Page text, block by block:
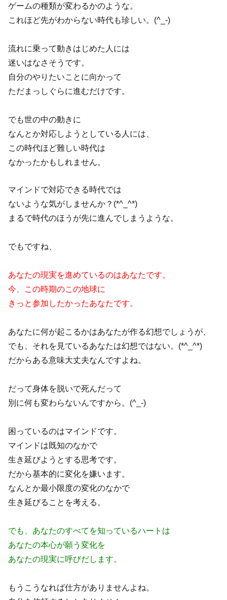
ゲームの種類が変わるかのような。
これほど先がわからない時代も珍しい。(^_-)
流れに乗って動きはじめた人には
迷いはなさそうです。
自分のやりたいことに向かって
ただまっしぐらに進むだけです。
でも世の中の動きに
なんとか対応しようとしている人には、
この時代ほど難しい時代は
なかったかもしれません。
マインドで対応できる時代では
ないような気がしませんか？(*^_^*)
まるで時代のほうが先に進んでしまうような。
でもですね、
あなたの現実を進めているのはあなたです。
今、この時期のこの地球に
きっと参加したかったあなたです。
あなたに何が起こるかはあなたが作る幻想でしょうが、
でも、それを見ているあなたは幻想ではない。(*^_^*)
だからある意味大丈夫なんですよね。
だって身体を脱いで死んだって
別に何も変わらないんですから。(^_-)
困っているのはマインドです。
マインドは既知のなかで
生き延びようとする思考です。
だから基本的に変化を嫌います。
なんとか最小限度の変化のなかで
生き延びることを考える。
でも、あなたのすべてを知っているハートは
あなたの本心が願う変化を
あなたの現実に呼びだします。
もうこうなれば仕方がありませんよね。